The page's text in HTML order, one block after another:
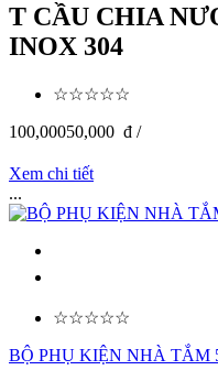
T CẦU CHIA
INOX 304
☆☆☆☆☆
100,00050,000 đ /
Xem chi tiết
...
☆☆☆☆☆
BỘ PHỤ KIỆN NHÀ TẮM